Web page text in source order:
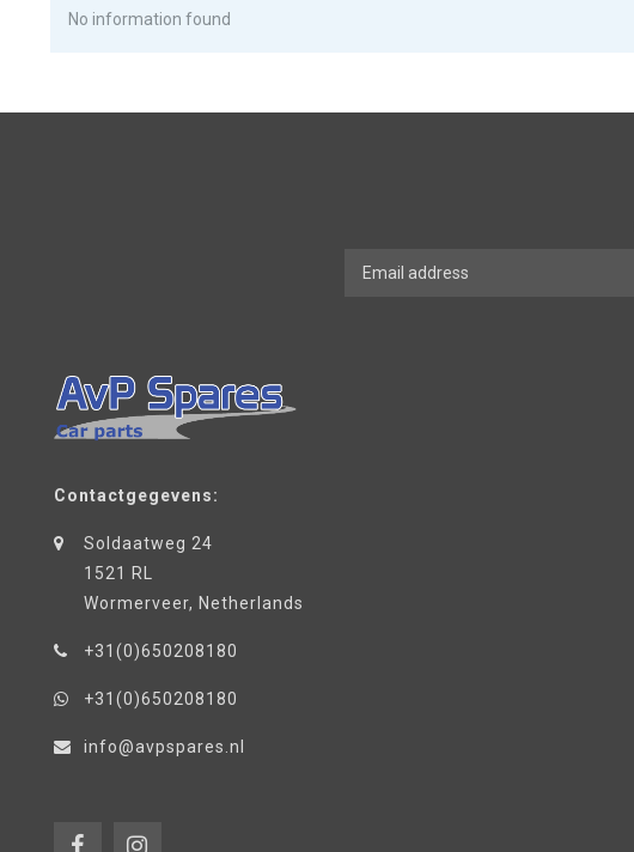
No information found
Contactgegevens:
Soldaatweg 24
1521 RL
Wormerveer, Netherlands
+31(0)650208180
+31(0)650208180
info@avpspares.nl